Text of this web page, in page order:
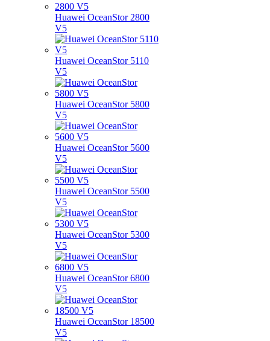
Huawei OceanStor 2800
V5
Huawei OceanStor 5110
V5
Huawei OceanStor 5800
V5
Huawei OceanStor 5600
V5
Huawei OceanStor 5500
V5
Huawei OceanStor 5300
V5
Huawei OceanStor 6800
V5
Huawei OceanStor 18500
V5